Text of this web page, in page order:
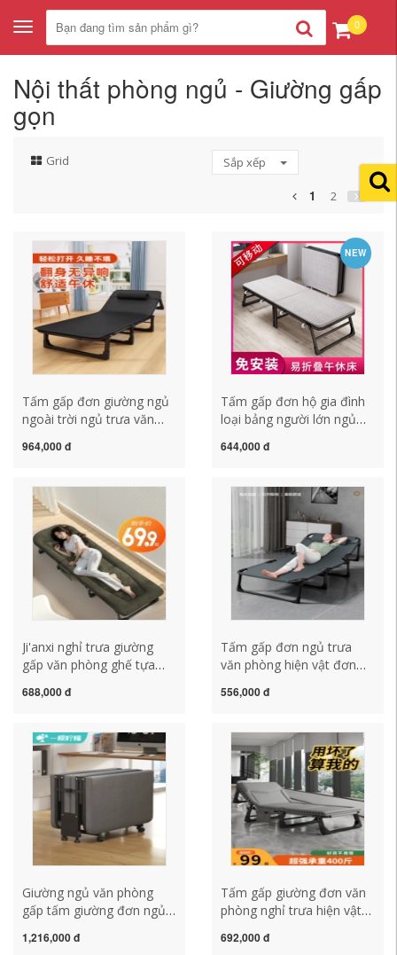
Toggle
navigation
0
Nội thất phòng ngủ - Giường gấp
gọn
Grid Sắp xếp
1 2
Tấm gấp đơn giường ngủ
ngoài trời ngủ trưa văn
bệnh viện hộ tống xe cắm
964,000 đ
NEW
Tấm gấp đơn hộ gia đình
loại bảng người lớn ngủ
trưa văn phòng đơn giản
giường
644,000 đ
Ji'anxi nghỉ trưa giường
gấp văn phòng ghế tựa
di động hộ tống bệnh viện
688,000 đ
Tấm gấp đơn ngủ trưa
văn phòng hiện vật đơn
cố di động nhà đồng hành
556,000 đ
Giường ngủ văn phòng
gấp tấm giường đơn ngủ
di động bệnh viện đi kèm
1,216,000 đ
Tấm gấp giường đơn văn
phòng nghỉ trưa hiện vật
bẹp đầu bệnh viện hộ tống
692,000 đ